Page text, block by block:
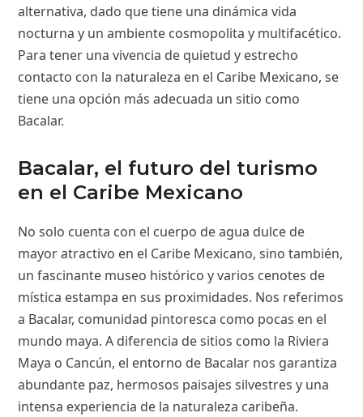
alternativa, dado que tiene una dinámica vida
nocturna y un ambiente cosmopolita y multifacético.
Para tener una vivencia de quietud y estrecho
contacto con la naturaleza en el Caribe Mexicano, se
tiene una opción más adecuada un sitio como
Bacalar.
Bacalar, el futuro del turismo
en el Caribe Mexicano
No solo cuenta con el cuerpo de agua dulce de
mayor atractivo en el Caribe Mexicano, sino también,
un fascinante museo histórico y varios cenotes de
mística estampa en sus proximidades. Nos referimos
a Bacalar, comunidad pintoresca como pocas en el
mundo maya. A diferencia de sitios como la Riviera
Maya o Cancún, el entorno de Bacalar nos garantiza
abundante paz, hermosos paisajes silvestres y una
intensa experiencia de la naturaleza caribeña.